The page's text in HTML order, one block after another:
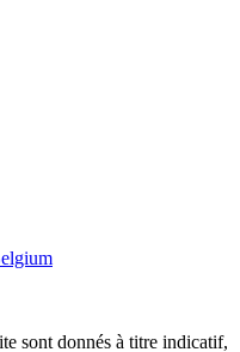
sont donnés à titre indicatif,